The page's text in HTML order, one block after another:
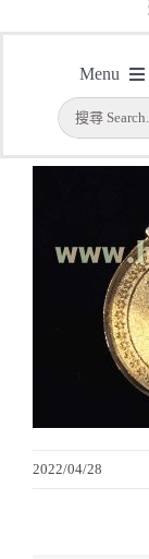
Menu
首頁
一天快
實用系
水晶獎
金箔畫
搜
索
2022/04/28